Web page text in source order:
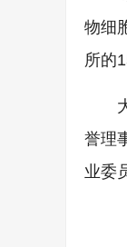
物细
所的
誉理
业委